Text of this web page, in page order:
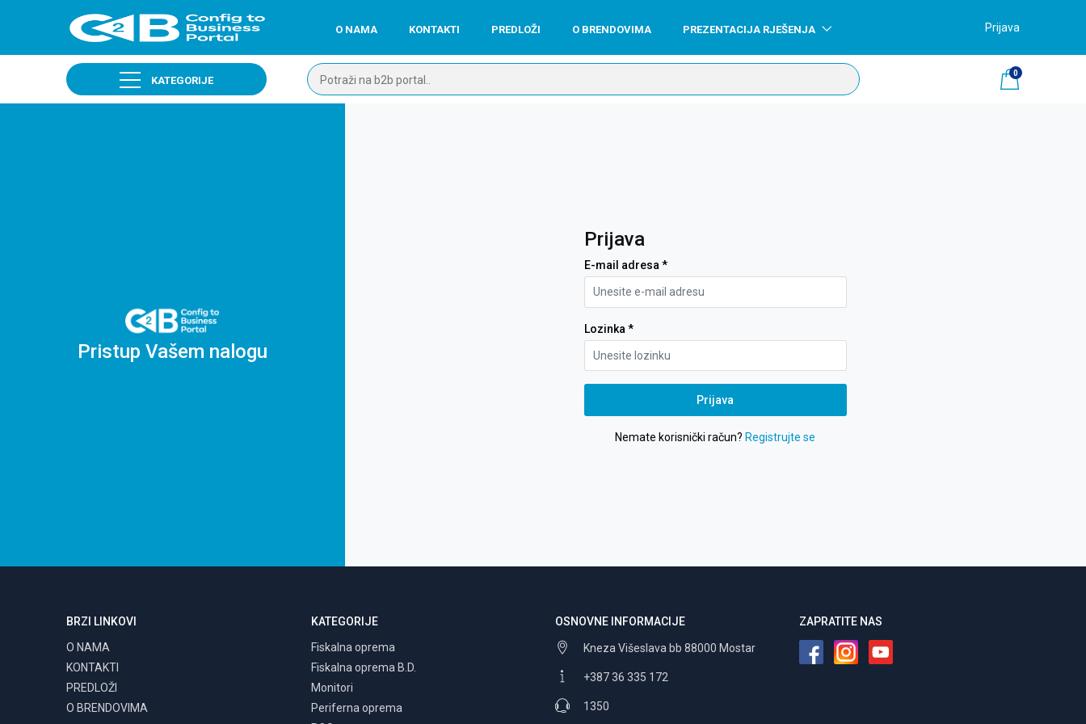
O NAMA KONTAKTI PREDLOŽI O BRENDOVIMA PREZENTACIJA RJEŠENJA Prijava
KATEGORIJE
0
Pristup Vašem nalogu
Prijava
E-mail adresa *
Lozinka *
Prijava
Nemate korisnički račun? Registrujte se
BRZI LINKOVI
O NAMA
KONTAKTI
PREDLOŽI
O BRENDOVIMA
KATEGORIJE
Fiskalna oprema
Fiskalna oprema B.D.
Monitori
Periferna oprema
OSNOVNE INFORMACIJE
Kneza Višeslava bb 88000 Mostar
+387 36 335 172
1350
ZAPRATITE NAS